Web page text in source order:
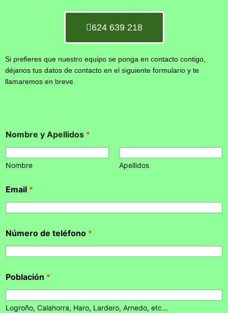
624 639 218
Si prefieres que nuestro equipo se ponga en contacto contigo,
déjanos tus datos de contacto en el siguiente formulario y te
llamaremos en breve.
Nombre y Apellidos *
Nombre Apellidos
Email *
Número de teléfono *
Población *
Logroño, Calahorra, Haro, Lardero, Arnedo, etc...